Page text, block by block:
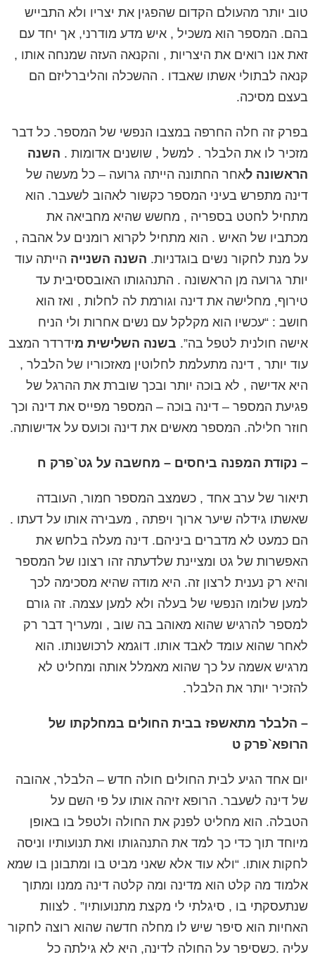
טוב יותר מהעולם הקדום שהפגין את יצריו ולא התבייש
בהם. המספר הוא משכיל , איש מדע מודרני, אך יחד עם
זאת אנו רואים את היצריות , והקנאה העזה שמנחה אותו ,
קנאה לבתולי אשתו שאבדו . ההשכלה והליברליזם הם
בעצם מסיכה.
בפרק זה חלה החרפה במצבו הנפשי של המספר. כל דבר
מזכיר לו את הלבלר . למשל , שושנים אדומות . השנה
הראשונה לאחר החתונה הייתה גרועה – כל מעשה של
דינה מתפרש בעיני המספר כקשור לאהוב לשעבר. הוא
מתחיל לחטט בספריה , מחשש שהיא מחביאה את
מכתביו של האיש . הוא מתחיל לקרוא רומנים על אהבה ,
על מנת לחקור נשים בוגדניות. השנה השנייה הייתה עוד
יותר גרועה מן הראשונה . התנהגותו האובססיבית עד
טירוף, מחלישה את דינה וגורמת לה לחלות , ואז הוא
חושב : “עכשיו הוא מקלקל עם נשים אחרות ולי הניח
אישה חולנית לטפל בה”. בשנה השלישית מידרדר המצב
עוד יותר , דינה מתעלמת לחלוטין מאזכוריו של הלבלר ,
היא אדישה , לא בוכה יותר ובכך שוברת את ההרגל של
פגיעת המספר – דינה בוכה – המספר מפייס את דינה וכך
חוזר חלילה. המספר מאשים את דינה וכועס על אדישותה.
– נקודת המפנה ביחסים – מחשבה על גט`פרק ח
תיאור של ערב אחד , כשמצב המספר חמור, העובדה
שאשתו גידלה שיער ארוך ויפתה , מעבירה אותו על דעתו .
הם כמעט לא מדברים ביניהם. דינה מעלה בלחש את
האפשרות של גט ומציינת שלדעתה זהו רצונו של המספר
והיא רק נענית לרצון זה. היא מודה שהיא מסכימה לכך
למען שלומו הנפשי של בעלה ולא למען עצמה. זה גורם
למספר להרגיש שהוא מאוהב בה שוב , ומעריך דבר רק
לאחר שהוא עומד לאבד אותו. דוגמא לרכושנותו. הוא
מרגיש אשמה על כך שהוא מאמלל אותה ומחליט לא
להזכיר יותר את הלבלר.
– הלבלר מתאשפז בבית החולים במחלקתו של
הרופא`פרק ט
יום אחד הגיע לבית החולים חולה חדש – הלבלר, אהובה
של דינה לשעבר. הרופא זיהה אותו על פי השם על
הטבלה. הוא מחליט לפנק את החולה ולטפל בו באופן
מיוחד תוך כדי כך למד את התנהגותו ואת תנועותיו וניסה
לחקות אותו. “ולא עוד אלא שאני מביט בו ומתבונן בו שמא
אלמוד מה קלט הוא מדינה ומה קלטה דינה ממנו ומתוך
שנתעסקתי בו , סיגלתי לי מקצת מתנועותיו” . לצוות
האחיות הוא סיפר שיש לו מחלה חדשה שהוא רוצה לחקור
עליה .כשסיפר על החולה לדינה, היא לא גילתה כל